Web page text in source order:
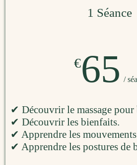
1 Séance
✔ Découvrir le massage pour
✔ Découvrir les bienfaits.
✔ Apprendre les
✔ Apprendre les postures de
€65 /